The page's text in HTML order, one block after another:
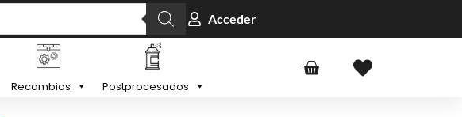
Acceder
Recambios Postprocesados